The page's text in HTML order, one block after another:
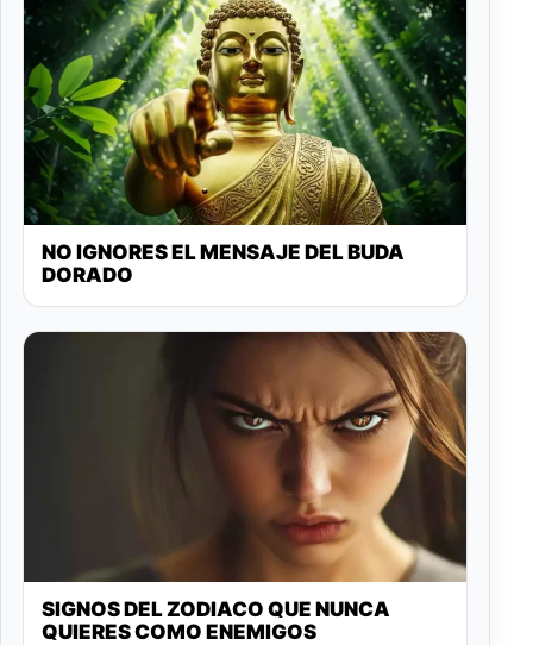
NO IGNORES EL MENSAJE DEL BUDA
DORADO
SIGNOS DEL ZODIACO QUE NUNCA
QUIERES COMO ENEMIGOS